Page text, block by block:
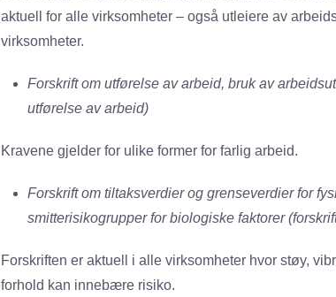
aktuell for alle virksomheter – også utleiere av
virksomheter.
Forskrift om utførelse av arbeid, bruk av
utførelse av arbeid)
Kravene gjelder for ulike former for farlig arbeid.
Forskrift om tiltaksverdier og grenseverdier for
smitterisikogrupper for biologiske faktorer
Forskriften er aktuell i alle virksomheter hvor støy,
forhold kan innebære risiko.